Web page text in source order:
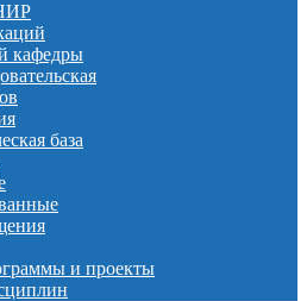
кафедры
база
и проекты